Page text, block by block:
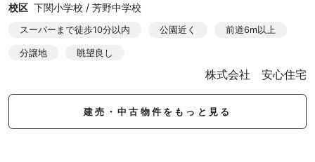
校区 下関小学校 / 芳野中学校
スーパーまで徒歩10分以内 公園近く 前道6m以上
分譲地 眺望良し
株式会社 安心住宅
建売・中古物件をもっと見る